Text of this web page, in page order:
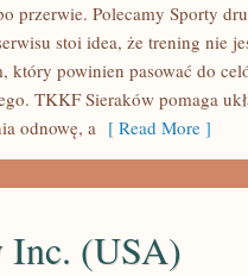
przerwie. Polecamy Sporty
stoi idea, że trening nie
który powinien pasować do
TKKF Sieraków pomaga
odnowę, a [ Read More ]
Inc. (USA)